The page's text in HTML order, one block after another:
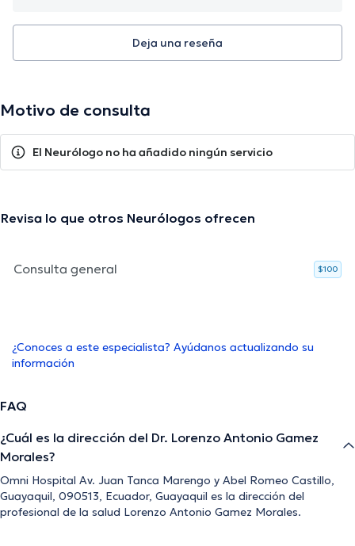
Deja una reseña
Motivo de consulta
El Neurólogo no ha añadido ningún servicio
Revisa lo que otros Neurólogos ofrecen
Consulta general $100
¿Conoces a este especialista? Ayúdanos actualizando su
información
FAQ
¿Cuál es la dirección del Dr. Lorenzo Antonio Gamez
Morales?
Omni Hospital Av. Juan Tanca Marengo y Abel Romeo Castillo,
Guayaquil, 090513, Ecuador, Guayaquil es la dirección del
profesional de la salud Lorenzo Antonio Gamez Morales.